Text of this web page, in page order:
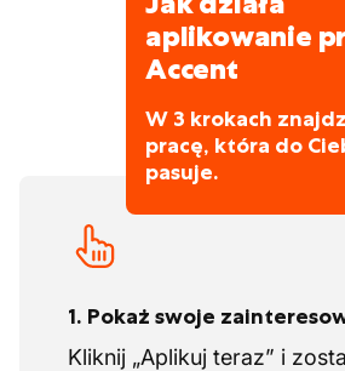
przełożonego
aplikowanie
Accent
W 3 krokach
pracę, która do
pasuje.
1. Pokaż swoje
Kliknij „Aplikuj teraz” i